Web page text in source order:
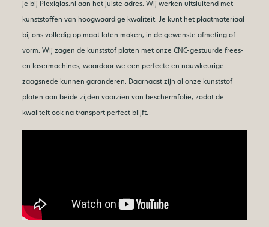
je bij Plexiglas.nl aan het juiste adres. Wij werken uitsluitend met
kunststoffen van hoogwaardige kwaliteit. Je kunt het plaatmateriaal
bij ons volledig op maat laten maken, in de gewenste afmeting of
vorm. Wij zagen de kunststof platen met onze CNC-gestuurde frees-
en lasermachines, waardoor we een perfecte en nauwkeurige
zaagsnede kunnen garanderen. Daarnaast zijn al onze kunststof
platen aan beide zijden voorzien van beschermfolie, zodat de
kwaliteit ook na transport perfect blijft.